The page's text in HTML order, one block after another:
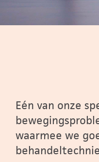
Eén van onze
waarmee we